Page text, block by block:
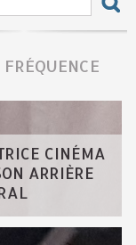
CINÉMA
ARRIÈRE